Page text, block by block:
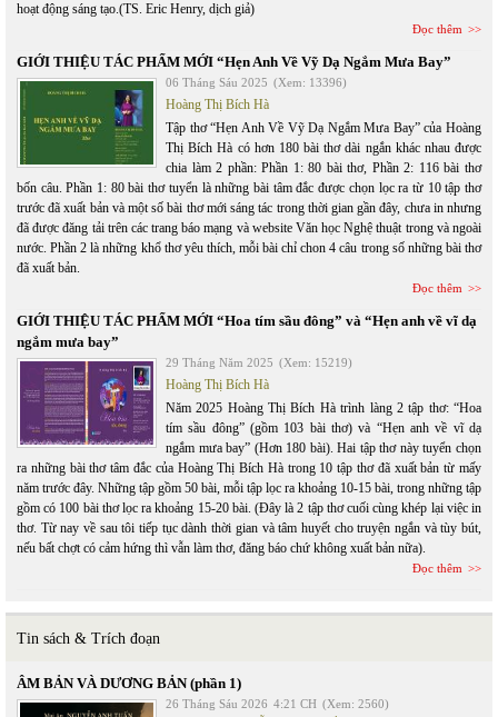
hoạt động sáng tạo.(TS. Eric Henry, dịch giả)
Đọc thêm
GIỚI THIỆU TÁC PHẨM MỚI “Hẹn Anh Về Vỹ Dạ Ngắm Mưa Bay”
06 Tháng Sáu 2025 (Xem: 13396)
Hoàng Thị Bích Hà
Tập thơ “Hẹn Anh Về Vỹ Dạ Ngắm Mưa Bay” của Hoàng
Thị Bích Hà có hơn 180 bài thơ dài ngắn khác nhau được
chia làm 2 phần: Phần 1: 80 bài thơ, Phần 2: 116 bài thơ
bốn câu. Phần 1: 80 bài thơ tuyển là những bài tâm đắc được chọn lọc ra từ 10 tập thơ
trước đã xuất bản và một số bài thơ mới sáng tác trong thời gian gần đây, chưa in nhưng
đã được đăng tải trên các trang báo mạng và website Văn học Nghệ thuật trong và ngoài
nước. Phần 2 là những khổ thơ yêu thích, mỗi bài chỉ chon 4 câu trong số những bài thơ
đã xuất bản.
Đọc thêm
GIỚI THIỆU TÁC PHẨM MỚI “Hoa tím sầu đông” và “Hẹn anh về vĩ dạ
ngắm mưa bay”
29 Tháng Năm 2025 (Xem: 15219)
Hoàng Thị Bích Hà
Năm 2025 Hoàng Thị Bích Hà trình làng 2 tập thơ: “Hoa
tím sầu đông” (gồm 103 bài thơ) và “Hẹn anh về vĩ dạ
ngắm mưa bay” (Hơn 180 bài). Hai tập thơ này tuyển chọn
ra những bài thơ tâm đắc của Hoàng Thị Bích Hà trong 10 tập thơ đã xuất bản từ mấy
năm trước đây. Những tập gồm 50 bài, mỗi tập lọc ra khoảng 10-15 bài, trong những tập
gồm có 100 bài thơ lọc ra khoảng 15-20 bài. (Đây là 2 tập thơ cuối cùng khép lại việc in
thơ. Từ nay về sau tôi tiếp tục dành thời gian và tâm huyết cho truyện ngắn và tùy bút,
nếu bất chợt có cảm hứng thì vẫn làm thơ, đăng báo chứ không xuất bản nữa).
Đọc thêm
Tin sách & Trích đoạn
ÂM BẢN VÀ DƯƠNG BẢN (phần 1)
26 Tháng Sáu 2026 4:21 CH (Xem: 2560)